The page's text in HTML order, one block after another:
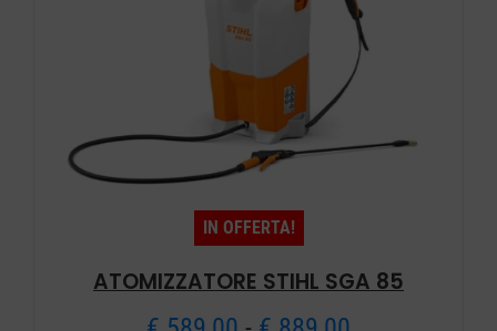
IN OFFERTA!
ATOMIZZATORE STIHL SGA 85